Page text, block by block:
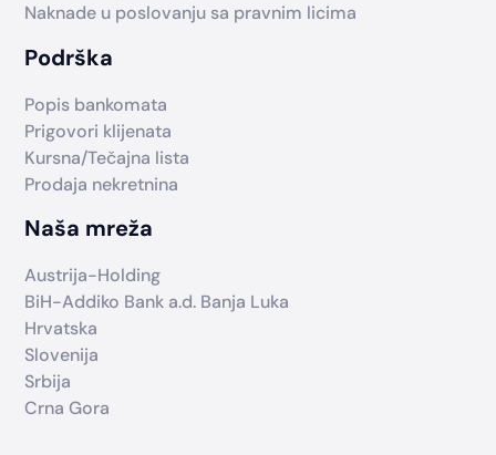
Naknade u poslovanju sa pravnim licima
Podrška
Popis bankomata
Prigovori klijenata
Kursna/Tečajna lista
Prodaja nekretnina
Naša mreža
Austrija-Holding
BiH-Addiko Bank a.d. Banja Luka
Hrvatska
Slovenija
Srbija
Crna Gora